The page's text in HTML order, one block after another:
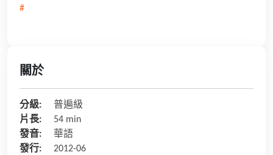
#
關於
分級:
普遍級
片長:
54 min
發音:
華語
發行:
2012-06